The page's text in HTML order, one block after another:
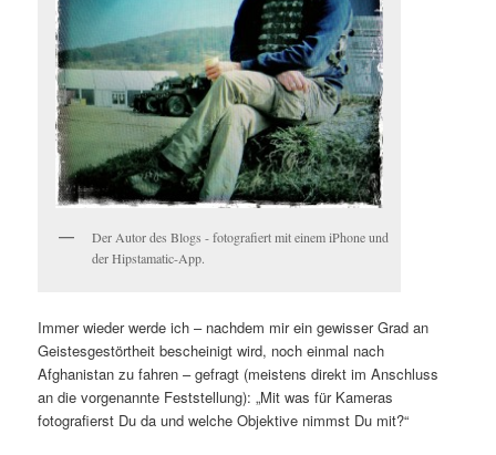
Der Autor des Blogs - fotografiert mit einem iPhone und
der Hipstamatic-App.
Immer wieder werde ich – nachdem mir ein gewisser Grad an
Geistesgestörtheit bescheinigt wird, noch einmal nach
Afghanistan zu fahren – gefragt (meistens direkt im Anschluss
an die vorgenannte Feststellung): „Mit was für Kameras
fotografierst Du da und welche Objektive nimmst Du mit?“